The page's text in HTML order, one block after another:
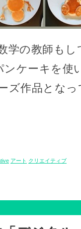
学の教師も
ンケーキを使
ズ作品とな
アート クリエイティブ